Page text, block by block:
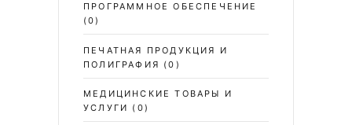
ПРОГРАММНОЕ ОБЕСПЕЧЕНИЕ
(0)
ПЕЧАТНАЯ ПРОДУКЦИЯ И
ПОЛИГРАФИЯ (0)
МЕДИЦИНСКИЕ ТОВАРЫ И
УСЛУГИ (0)